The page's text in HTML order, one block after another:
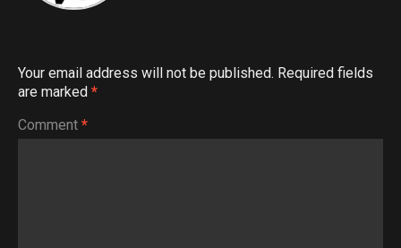
Your email address will not be published. Required fields
are marked *
Comment *